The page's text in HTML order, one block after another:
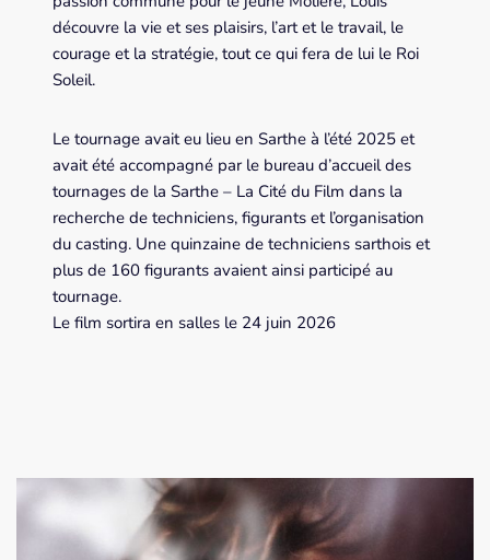
découvre la vie et ses plaisirs, l’art et le travail, le
courage et la stratégie, tout ce qui fera de lui le Roi
Soleil.
Le tournage avait eu lieu en Sarthe à l’été 2025 et
avait été accompagné par le bureau d’accueil des
tournages de la Sarthe – La Cité du Film dans la
recherche de techniciens, figurants et l’organisation
du casting. Une quinzaine de techniciens sarthois et
plus de 160 figurants avaient ainsi participé au
tournage.
Le film sortira en salles le 24 juin 2026